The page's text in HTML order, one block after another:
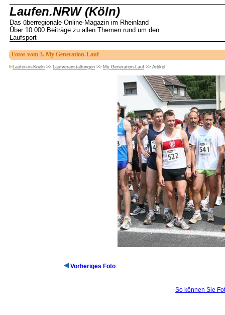
Laufen.NRW (Köln)
Das überregionale Online-Magazin im Rheinland
Über 10.000 Beiträge zu allen Themen rund um den
Laufsport
Fotos vom 3. My Generation-Lauf
Laufen-in-Koeln >> Laufveranstaltungen >> My Generation-Lauf >> Artikel
Vorheriges Foto
So können Sie